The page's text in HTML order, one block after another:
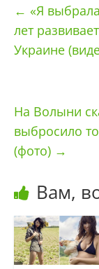
← «Я
лет
Украине
На Волыни
выбросило
(фото) →
Вам,